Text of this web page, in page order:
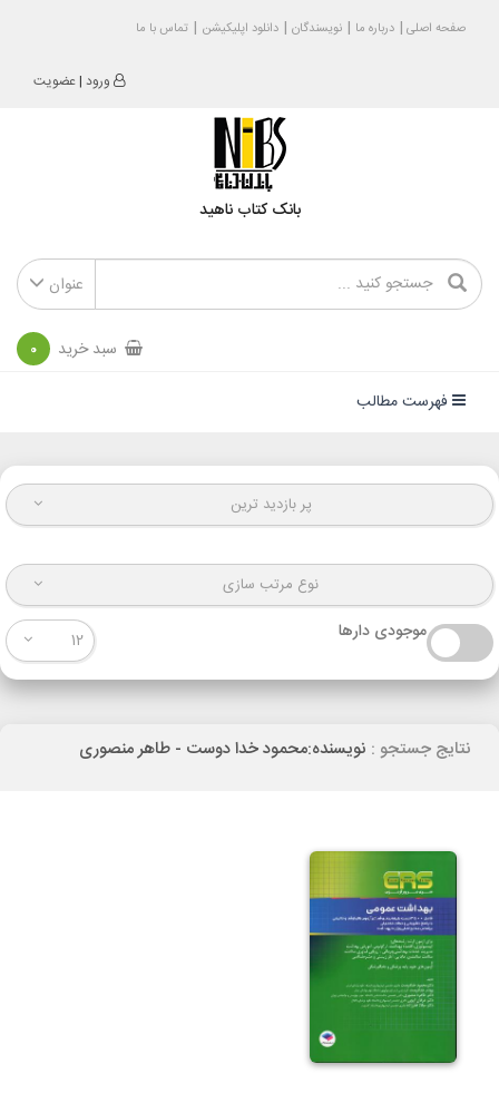
صفحه اصلی درباره ما نویسندگان دانلود اپلیکیشن تماس با ما
ورود |عضویت
بانک کتاب ناهید
عنوان
سبد خرید 0
فهرست مطالب
پر بازدید ترین
نوع مرتب سازی
موجودی دارها 12
نتایج جستجو : نویسنده:محمود خدا دوست - طاهر منصوری